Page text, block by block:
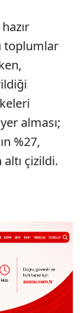
toplumlar
alması;
%27,
altı çizildi.